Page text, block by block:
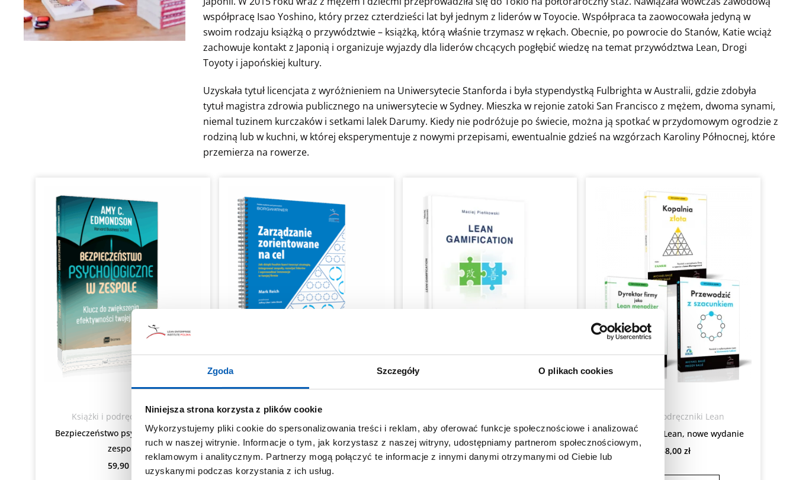
Zgoda Szczegóły O plikach cookies
Niniejsza strona korzysta z plików cookie
Wykorzystujemy pliki cookie do spersonalizowania treści i reklam, aby oferować funkcje społecznościowe i analizować
ruch w naszej witrynie. Informacje o tym, jak korzystasz z naszej witryny, udostępniamy partnerom społecznościowym,
reklamowym i analitycznym. Partnerzy mogą połączyć te informacje z innymi danymi otrzymanymi od Ciebie lub
uzyskanymi podczas korzystania z ich usług.
współpracę Isao Yoshino, który przez czterdzieści lat był jednym z liderów w Toyocie. Współpraca ta zaowocowała jedyną w
swoim rodzaju książką o przywództwie – książką, którą właśnie trzymasz w rękach. Obecnie, po powrocie do Stanów, Katie wciąż
zachowuje kontakt z Japonią i organizuje wyjazdy dla liderów chcących pogłębić wiedzę na temat przywództwa Lean, Drogi
Toyoty i japońskiej kultury.
Uzyskała tytuł licencjata z wyróżnieniem na Uniwersytecie Stanforda i była stypendystką Fulbrighta w Australii, gdzie zdobyła
tytuł magistra zdrowia publicznego na uniwersytecie w Sydney. Mieszka w rejonie zatoki San Francisco z mężem, dwoma synami,
niemal tuzinem kurczaków i setkami lalek Darumy. Kiedy nie podróżuje po świecie, można ją spotkać w przydomowym ogrodzie z
rodziną lub w kuchni, w której eksperymentuje z nowymi przepisami, ewentualnie gdzieś na wzgórzach Karoliny Północnej, które
przemierza na rowerze.
Książki i podręczniki Lean
Bezpieczeństwo psychologiczne w
zespole
59,90
Hoshin Kanri
Zarządzanie zorientowane na cel
109,00 zł
Lean Gamification
69,00zł
Książki i podręczniki Lean
Pakiet Trylogia Lean, nowe wydanie
238,00zł